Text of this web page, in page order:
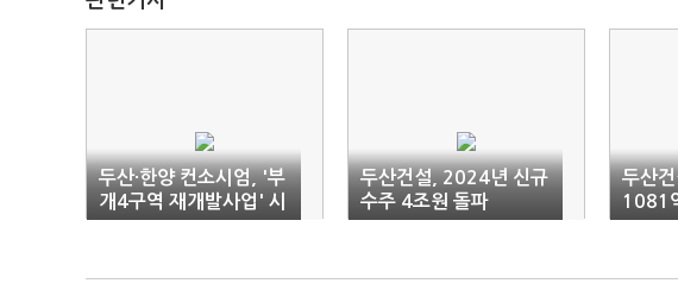
두산·한양 컨소시엄, '부
개4구역 재개발사업' 시
공사 선정
두산건설, 2024년 신규
수주 4조원 돌파
두산
1081
대 성